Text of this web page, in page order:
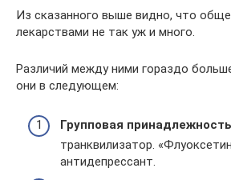
Из сказанного выше видно, что
лекарствами не так уж и много.
Различий между ними гораздо
они в следующем:
Групповая принадлежность
транквилизатор.
антидепрессант.